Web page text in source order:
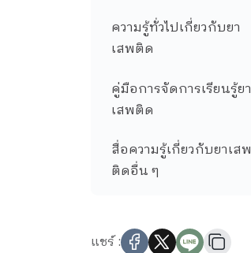
ความรู้ทั่วไปเกี่ยวกับยา
เสพติด
คู่มือการจัดการเรียนรู้ยา
เสพติด
สื่อความรู้เกี่ยวกับยาเสพ
ติดอื่น ๆ
แชร์ :